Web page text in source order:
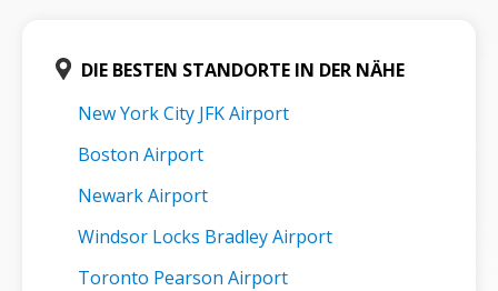
DIE BESTEN STANDORTE IN DER NÄHE
New York City JFK Airport
Boston Airport
Newark Airport
Windsor Locks Bradley Airport
Toronto Pearson Airport